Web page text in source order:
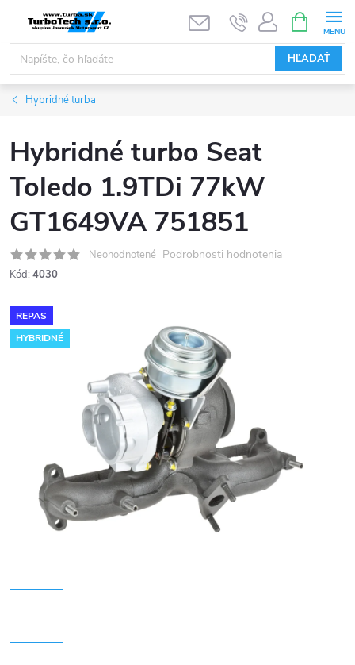
obsah
HĽADAŤ
KOŠÍK
Hybridné turba
Hybridné turbo Seat
Toledo 1.9TDi 77kW
GT1649VA 751851
Neohodnotené Podrobnosti hodnotenia
Kód: 4030
REPAS
HYBRIDNÉ